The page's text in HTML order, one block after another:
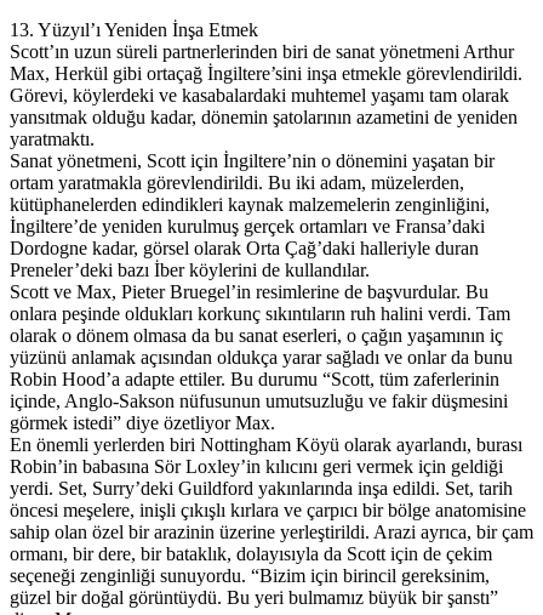
13. Yüzyıl’ı Yeniden İnşa Etmek
Scott’ın uzun süreli partnerlerinden biri de sanat yönetmeni Arthur
Max, Herkül gibi ortaçağ İngiltere’sini inşa etmekle görevlendirildi.
Görevi, köylerdeki ve kasabalardaki muhtemel yaşamı tam olarak
yansıtmak olduğu kadar, dönemin şatolarının azametini de yeniden
yaratmaktı.
Sanat yönetmeni, Scott için İngiltere’nin o dönemini yaşatan bir
ortam yaratmakla görevlendirildi. Bu iki adam, müzelerden,
kütüphanelerden edindikleri kaynak malzemelerin zenginliğini,
İngiltere’de yeniden kurulmuş gerçek ortamları ve Fransa’daki
Dordogne kadar, görsel olarak Orta Çağ’daki halleriyle duran
Preneler’deki bazı İber köylerini de kullandılar.
Scott ve Max, Pieter Bruegel’in resimlerine de başvurdular. Bu
onlara peşinde oldukları korkunç sıkıntıların ruh halini verdi. Tam
olarak o dönem olmasa da bu sanat eserleri, o çağın yaşamının iç
yüzünü anlamak açısından oldukça yarar sağladı ve onlar da bunu
Robin Hood’a adapte ettiler. Bu durumu “Scott, tüm zaferlerinin
içinde, Anglo-Sakson nüfusunun umutsuzluğu ve fakir düşmesini
görmek istedi” diye özetliyor Max.
En önemli yerlerden biri Nottingham Köyü olarak ayarlandı, burası
Robin’in babasına Sör Loxley’in kılıcını geri vermek için geldiği
yerdi. Set, Surry’deki Guildford yakınlarında inşa edildi. Set, tarih
öncesi meşelere, inişli çıkışlı kırlara ve çarpıcı bir bölge anatomisine
sahip olan özel bir arazinin üzerine yerleştirildi. Arazi ayrıca, bir çam
ormanı, bir dere, bir bataklık, dolayısıyla da Scott için de çekim
seçeneği zenginliği sunuyordu. “Bizim için birincil gereksinim,
güzel bir doğal görüntüydü. Bu yeri bulmamız büyük bir şanstı”